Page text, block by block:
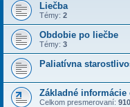
Liečba
Témy: 2
Obdobie po liečbe
Témy: 3
Paliatívna
Základné
Celkom presmerovaní: